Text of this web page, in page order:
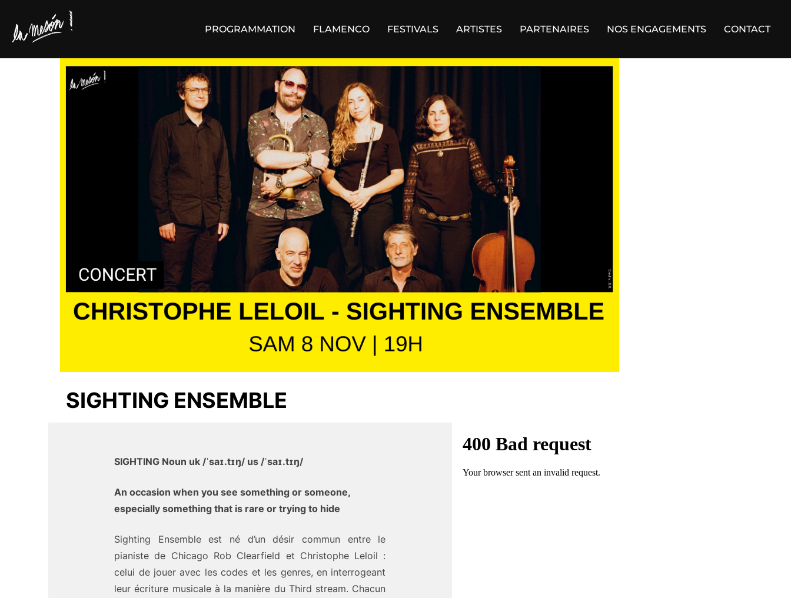
PROGRAMMATION FLAMENCO FESTIVALS ARTISTES PARTENAIRES NOS ENGAGEMENTS CONTACT
SIGHTING ENSEMBLE
SIGHTING Noun uk /ˈsaɪ.tɪŋ/ us /ˈsaɪ.tɪŋ/
An occasion when you see something or someone,
especially something that is rare or trying to hide
Sighting Ensemble est né d’un désir commun entre le
pianiste de Chicago Rob Clearfield et Christophe Leloil :
celui de jouer avec les codes et les genres, en interrogeant
leur écriture musicale à la manière du Third stream. Chacun